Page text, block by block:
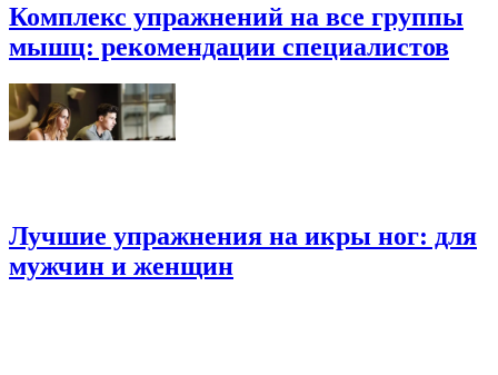
Комплекс упражнений на все группы
мышц: рекомендации специалистов
Лучшие упражнения на икры ног: для
мужчин и женщин